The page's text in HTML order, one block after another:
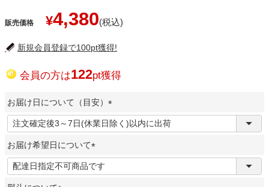
販売価格 ¥4,380
新規会員登録で100pt獲得!
会員の方は122pt獲得
お届け日について（目安）
(
必
)
お届け希望日について
(
必